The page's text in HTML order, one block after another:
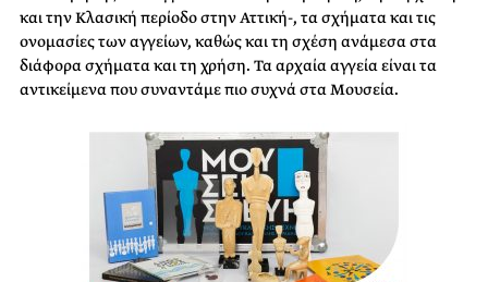
και την Κλασική περίοδο στην Αττική-, τα σχήματα και τις
ονομασίες των αγγείων, καθώς και τη σχέση ανάμεσα στα
διάφορα σχήματα και τη χρήση. Τα αρχαία αγγεία είναι τα
αντικείμενα που συναντάμε πιο συχνά στα Μουσεία.